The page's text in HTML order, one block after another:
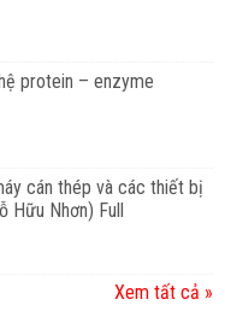
protein – enzyme
cán thép và các thiết bị
Hữu Nhơn) Full
Xem tất cả »